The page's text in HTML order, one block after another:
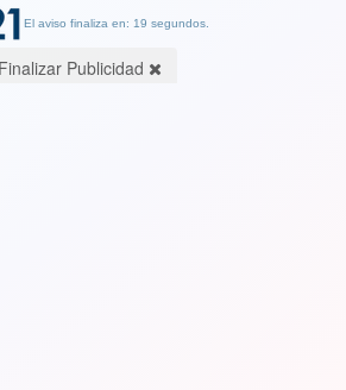
El aviso finaliza en: 19 segundos.
Finalizar Publicidad